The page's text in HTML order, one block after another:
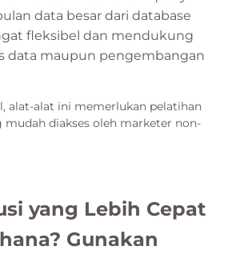
data besar dari database
fleksibel dan mendukung
data maupun pengembangan
alat-alat ini memerlukan pelatihan
mudah diakses oleh marketer non-
yang Lebih Cepat
Gunakan